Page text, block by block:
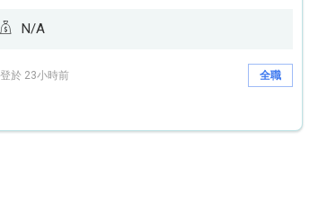
N/A
於 23小時前 全職